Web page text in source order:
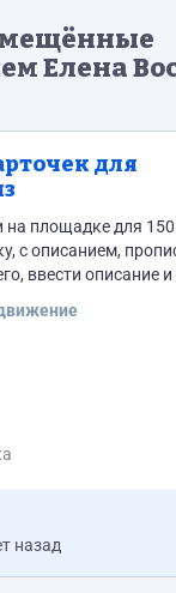
Елена
для
на площадке для
с описанием,
ввести описание и
связанная с этой
назад